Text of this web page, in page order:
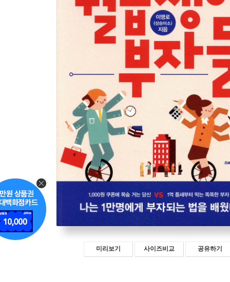
미리보기 사이즈비교 공유하기